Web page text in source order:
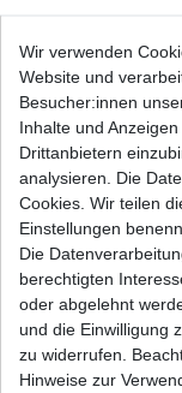
Wir verwenden
Website und
Besucher:innen
Inhalte und
Drittanbietern
analysieren. Die
Cookies. Wir teilen
Einstellungen
Die
berechtigten
oder abgelehnt
und die Einwilligung
zu widerrufen.
Hinweise zur